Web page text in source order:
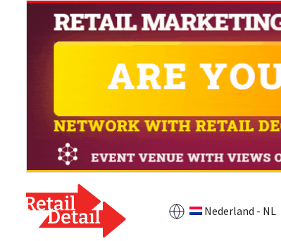
Nederland - NL